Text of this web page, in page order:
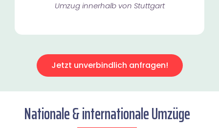
Umzug innerhalb von Stuttgart​
Jetzt unverbindlich anfragen!
Nationale & internationale Umzüge